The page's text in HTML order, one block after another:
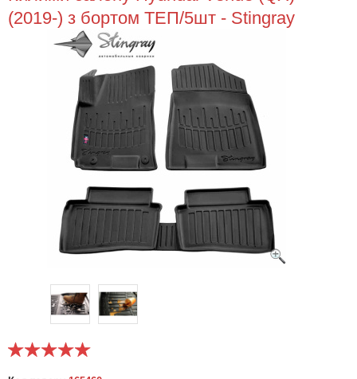
(2019-) з бортом ТЕП/5шт - Stingray